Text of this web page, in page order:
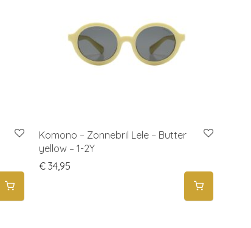
Komono – Zonnebril Lele – Butter
yellow – 1-2Y
€ 34,95